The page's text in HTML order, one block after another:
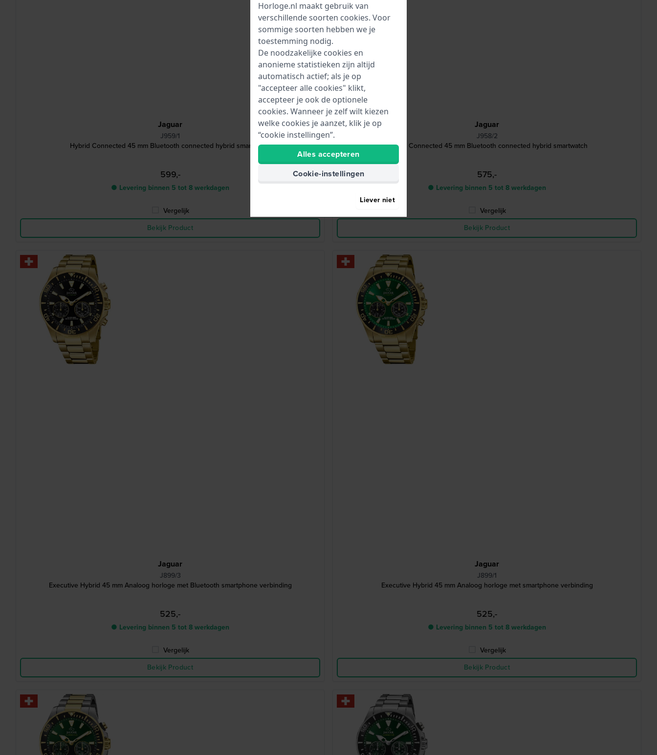
Jaguar
J959/1
Hybrid Connected 45 mm Bluetooth connected hybrid smartwatch
599,-
● Levering binnen 5 tot 8 werkdagen
Vergelijk
Bekijk Product
Jaguar
J958/2
Hybrid Connected 45 mm Bluetooth connected hybrid smartwatch
575,-
● Levering binnen 5 tot 8 werkdagen
Vergelijk
Bekijk Product
Jaguar
J899/3
Executive Hybrid 45 mm Analoog horloge met Bluetooth smartphone verbinding
525,-
● Levering binnen 5 tot 8 werkdagen
Vergelijk
Bekijk Product
Jaguar
J899/1
Executive Hybrid 45 mm Analoog horloge met smartphone verbinding
525,-
● Levering binnen 5 tot 8 werkdagen
Vergelijk
Bekijk Product
Horloge.nl maakt gebruik van
verschillende soorten cookies. Voor
sommige soorten hebben we je
toestemming nodig.
De noodzakelijke cookies en
anonieme statistieken zijn altijd
automatisch actief; als je op
"accepteer alle cookies" klikt,
accepteer je ook de optionele
cookies. Wanneer je zelf wilt kiezen
welke cookies je aanzet, klik je op
“cookie instellingen”.
Alles accepteren
Cookie-instellingen
Liever niet